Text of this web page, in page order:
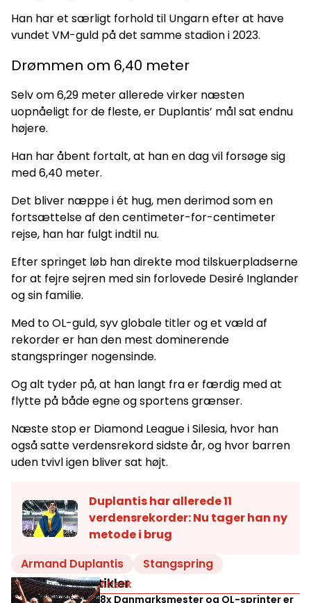
Han har et særligt forhold til Ungarn efter at have
vundet VM-guld på det samme stadion i 2023.
Drømmen om 6,40 meter
Selv om 6,29 meter allerede virker næsten
uopnåeligt for de fleste, er Duplantis’ mål sat endnu
højere.
Han har åbent fortalt, at han en dag vil forsøge sig
med 6,40 meter.
Det bliver næppe i ét hug, men derimod som en
fortsættelse af den centimeter-for-centimeter
rejse, han har fulgt indtil nu.
Efter springet løb han direkte mod tilskuerpladserne
for at fejre sejren med sin forlovede Desiré Inglander
og sin familie.
Med to OL-guld, syv globale titler og et væld af
rekorder er han den mest dominerende
stangspringer nogensinde.
Og alt tyder på, at han langt fra er færdig med at
flytte på både egne og sportens grænser.
Næste stop er Diamond League i Silesia, hvor han
også satte verdensrekord sidste år, og hvor barren
uden tvivl igen bliver sat højt.
Duplantis har allerede 11
verdensrekorder: Nu tager han ny
metode i brug
Armand Duplantis
Stangspring
Relaterede artikler
Atletik
8x Danmarksmester og OL-sprinter er